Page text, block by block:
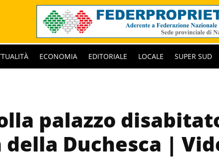
ECONOMIA EDITORIALE LOCALE SUPER SUD
palazzo
della Duchesca |